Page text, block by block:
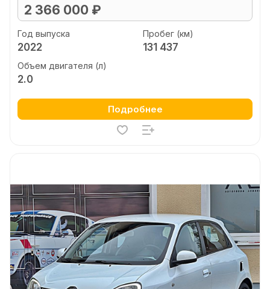
2 366 000 ₽
Год выпуска
2022
Пробег (км)
131 437
Объем двигателя (л)
2.0
Подробнее